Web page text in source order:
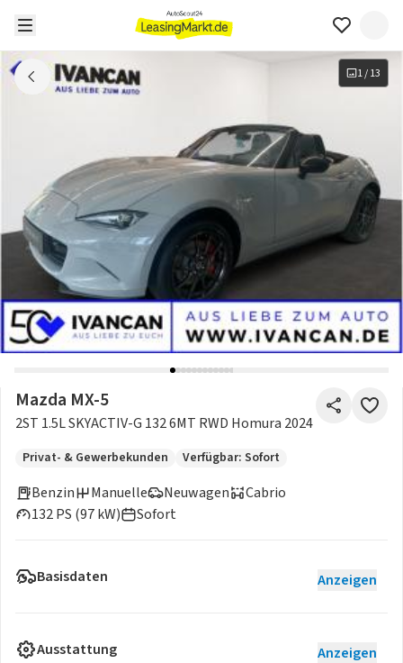
1/13
Mazda MX-5
2ST 1.5L SKYACTIV-G 132 6MT RWD Homura 2024
Privat- & Gewerbekunden Verfügbar: Sofort
Benzin
Neuwagen
132 PS (97 kW)
Manuelle
Cabrio
Sofort
Basisdaten Anzeigen
Ausstattung Anzeigen